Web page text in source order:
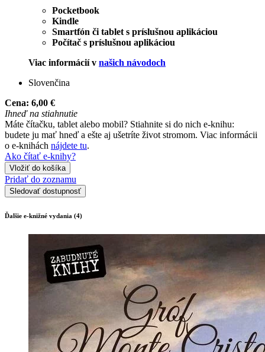
Pocketbook
Kindle
Smartfón či tablet s príslušnou aplikáciou
Počítač s príslušnou aplikáciou
Viac informácií v našich návodoch
Slovenčina
Cena: 6,00 €
Ihneď na stiahnutie
Máte čítačku, tablet alebo mobil? Stiahnite si do nich e-knihu:
budete ju mať hneď a ešte aj ušetríte život stromom. Viac informácii
o e-knihách nájdete tu.
Ako čítať e-knihy?
Vložiť do košíka
Pridať do zoznamu
Sledovať dostupnosť
Ďalšie e-knižné vydania (4)